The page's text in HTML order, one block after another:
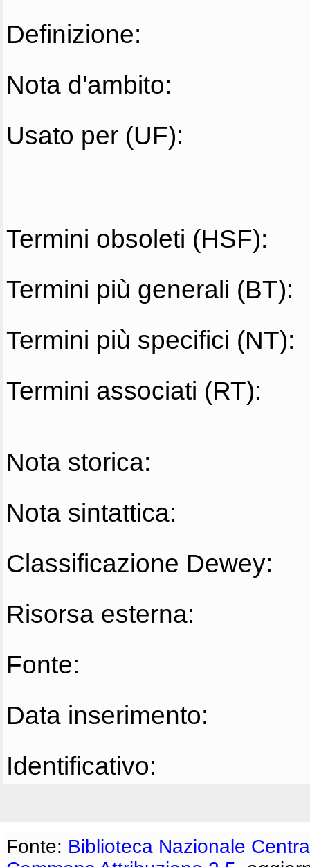
Definizione:
Nota d'ambito:
Usato per (UF):
Termini obsoleti (HSF):
Termini più generali (BT):
Termini più specifici (NT):
Termini associati (RT):
Nota storica:
Nota sintattica:
Classificazione Dewey:
Risorsa esterna:
Fonte:
Data inserimento:
Identificativo:
Fonte: Biblioteca Nazionale